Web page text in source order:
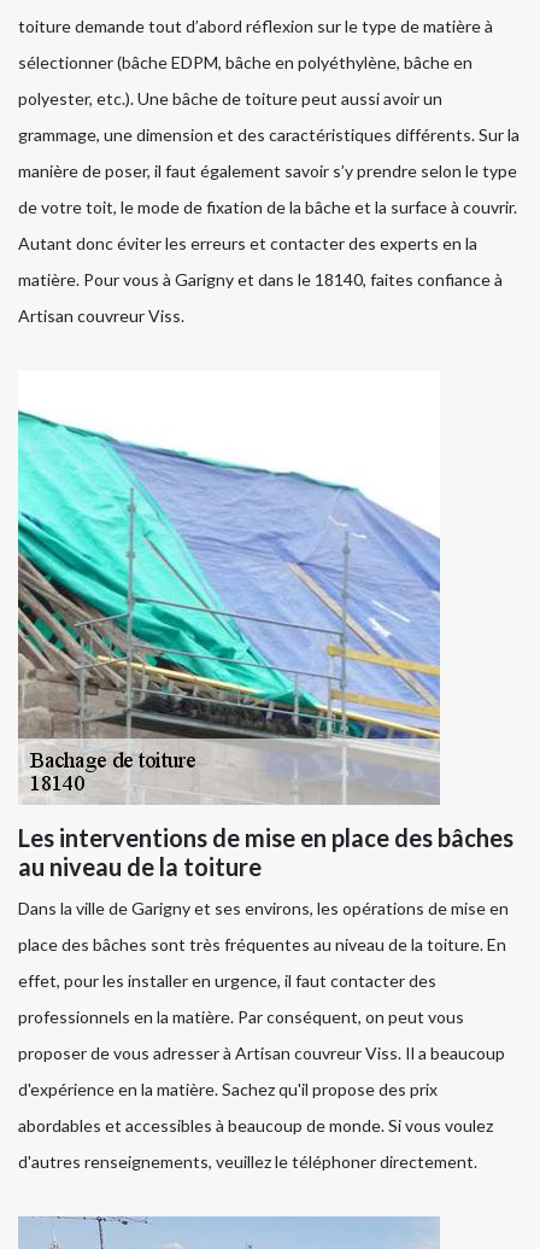
toiture demande tout d’abord réflexion sur le type de matière à
sélectionner (bâche EDPM, bâche en polyéthylène, bâche en
polyester, etc.). Une bâche de toiture peut aussi avoir un
grammage, une dimension et des caractéristiques différents. Sur la
manière de poser, il faut également savoir s’y prendre selon le type
de votre toit, le mode de fixation de la bâche et la surface à couvrir.
Autant donc éviter les erreurs et contacter des experts en la
matière. Pour vous à Garigny et dans le 18140, faites confiance à
Artisan couvreur Viss.
Les interventions de mise en place des bâches
au niveau de la toiture
Dans la ville de Garigny et ses environs, les opérations de mise en
place des bâches sont très fréquentes au niveau de la toiture. En
effet, pour les installer en urgence, il faut contacter des
professionnels en la matière. Par conséquent, on peut vous
proposer de vous adresser à Artisan couvreur Viss. Il a beaucoup
d'expérience en la matière. Sachez qu'il propose des prix
abordables et accessibles à beaucoup de monde. Si vous voulez
d'autres renseignements, veuillez le téléphoner directement.